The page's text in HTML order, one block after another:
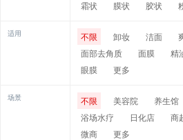
霜状
膜状 胶状
适用 不限 卸妆 洁面
面部去角质
面膜 精
眼膜
更多
场景 不限 美容院 养生馆
浴场水疗
日化店 商
微商
更多